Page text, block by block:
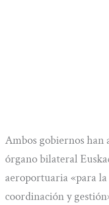
Ambos gobiernos
órgano bilateral
aeroportuaria «para
coordinación y